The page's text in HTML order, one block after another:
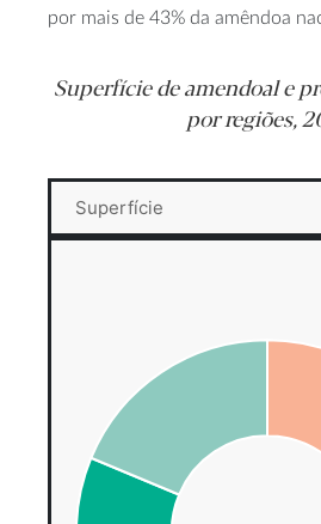
por mais de 43% da amêndoa
Superfície de amendoal e
por regiões,
Superfície